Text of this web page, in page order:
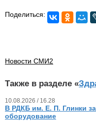
Поделиться:
Новости СМИ2
Также в разделе «
10.08.2026 / 16.28
В РДКБ им. Е. П. Глинки
оборудование